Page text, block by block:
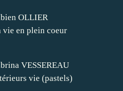
OLLIER
vie en plein coeur
VESSEREAU
vie (pastels)